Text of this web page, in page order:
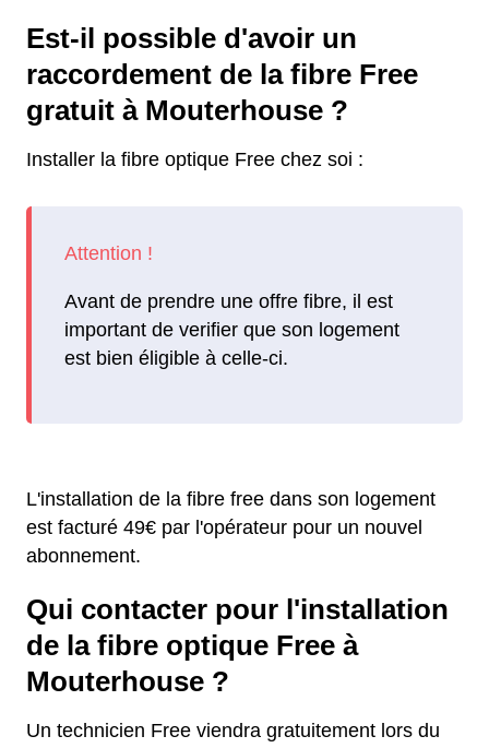
Est-il possible d'avoir un
raccordement de la fibre Free
gratuit à Mouterhouse ?
Installer la fibre optique Free chez soi :
Avant de prendre une offre fibre, il est
important de verifier que son logement
est bien éligible à celle-ci.
L'installation de la fibre free dans son logement
est facturé 49€ par l'opérateur pour un nouvel
abonnement.
Qui contacter pour l'installation
de la fibre optique Free à
Mouterhouse ?
Un technicien Free viendra gratuitement lors du